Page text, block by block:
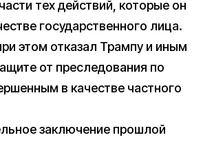
тех действий, которые он
государственного лица.
этом отказал Трампу и иным
от преследования по
в качестве частного
заключение прошлой